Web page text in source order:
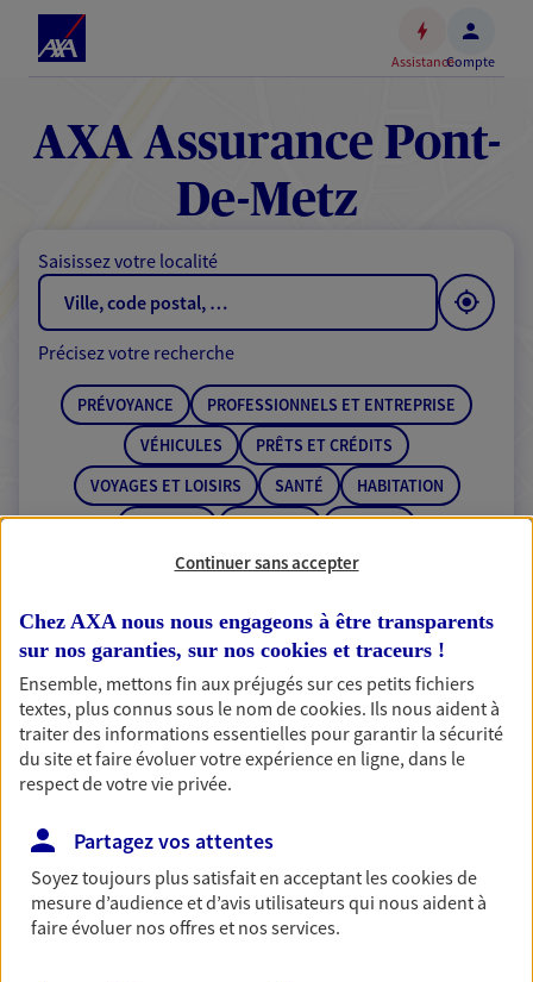
Accéder
contenu
principal
Accéder
au
de
AssistanceCompte
AXA Assurance Pont-
De-Metz
Saisissez votre localité
RECHERCHER
Précisez votre recherche
PRÉVOYANCE
PROFESSIONNELS ET ENTREPRISE
VÉHICULES
PRÊTS ET CRÉDITS
VOYAGES ET LOISIRS
SANTÉ
HABITATION
ÉPARGNE
RETRAITE BANQUE
1 résultat correspond à votre
recherche
Passer les
résultats
Anthony Devigne
Continuer sans accepter
Chez AXA nous nous engageons à être transparents
sur nos garanties, sur nos cookies et traceurs !
Ensemble, mettons fin aux préjugés sur ces petits fichiers
textes, plus connus sous le nom decookies. Ils nous aident à
traiter des informations essentielles pour garantir la sécurité
du site et faire évoluer votre expérience en ligne, dans le
respect de votre vie privée.
Partagez vos attentes
Soyez toujours plus satisfait en acceptant lescookiesde
mesure d’audience et d’avis utilisateurs qui nous aident à
faire évoluer nos offres et nos services.